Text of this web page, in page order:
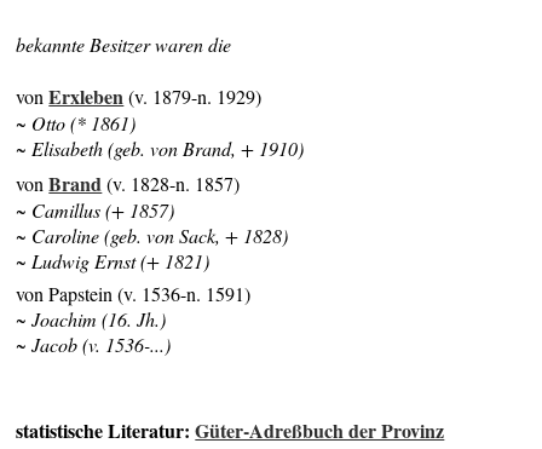
bekannte Besitzer waren die
vonErxleben(v. 1879-n. 1929)
~ Otto (* 1861)
~ Elisabeth (geb. von Brand, + 1910)
vonBrand(v. 1828-n. 1857)
~ Camillus (+ 1857)
~ Caroline (geb. von Sack, + 1828)
~ Ludwig Ernst (+ 1821)
von Papstein (v. 1536-n. 1591)
~ Joachim (16. Jh.)
~ Jacob (v. 1536-...)
statistische Literatur:Güter-Adreßbuch der Provinz